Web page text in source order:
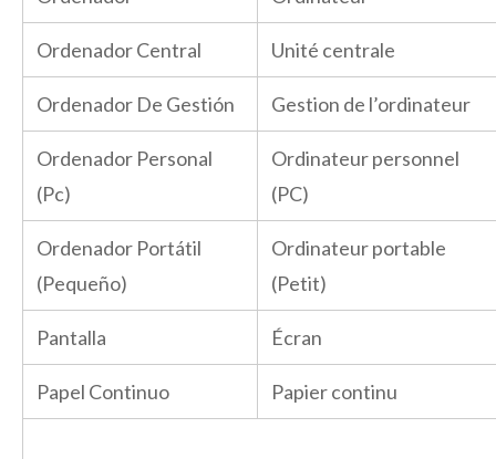
Ordenador Central Unité centrale
Ordenador De Gestión Gestion de l’ordinateur
Ordenador Personal
(Pc)
Ordinateur personnel
(PC)
Ordenador Portátil
(Pequeño)
Ordinateur portable
(Petit)
Pantalla Écran
Papel Continuo Papier continu